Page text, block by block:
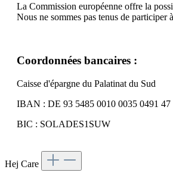
La Commission européenne offre la
Nous ne sommes pas tenus de
Coordonnées bancaires :
Caisse d'épargne du Palatinat du Sud
IBAN : DE 93 5485 0010 0035 0491 47
BIC : SOLADES1SUW
Hej Care